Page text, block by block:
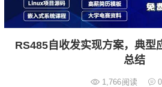
RS485自收发实现方案，典型
总结
1,766阅读 0